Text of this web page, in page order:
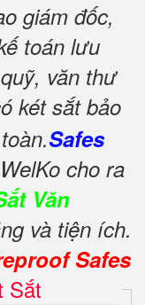
giám đốc,
toán lưu
văn thư
két sắt bảo
Safes
cho ra
Văn
và tiện ích.
Safes
Sắt